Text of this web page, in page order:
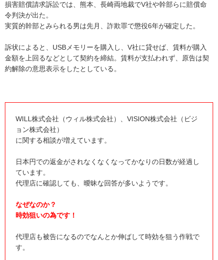
損害賠償請求訴訟では、熊本、長崎両地裁でV社や幹部らに賠償命
令判決が出た。
実質的幹部とみられる男は先月、詐欺罪で懲役6年が確定した。
訴状によると、USBメモリーを購入し、V社に貸せば、賃料が購入
金額を上回るなどとして契約を締結。賃料が支払われず、原告は契
約解除の意思表示をしたとしている。
WILL株式会社（ウィル株式会社）、VISION株式会社（ビジ
ョン株式会社）
に関する相談が増えています。
日本円での返金がされなくなくなってかなりの日数が経過し
ています。
代理店に確認しても、曖昧な回答が多いようです。
なぜなのか？
時効狙いの為です！
代理店も被告になるのでなんとか伸ばして時効を狙う作戦で
す。